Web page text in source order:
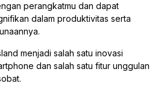
perangkatmu dan dapat
dalam produktivitas serta
menjadi salah satu inovasi
dan salah satu fitur unggulan